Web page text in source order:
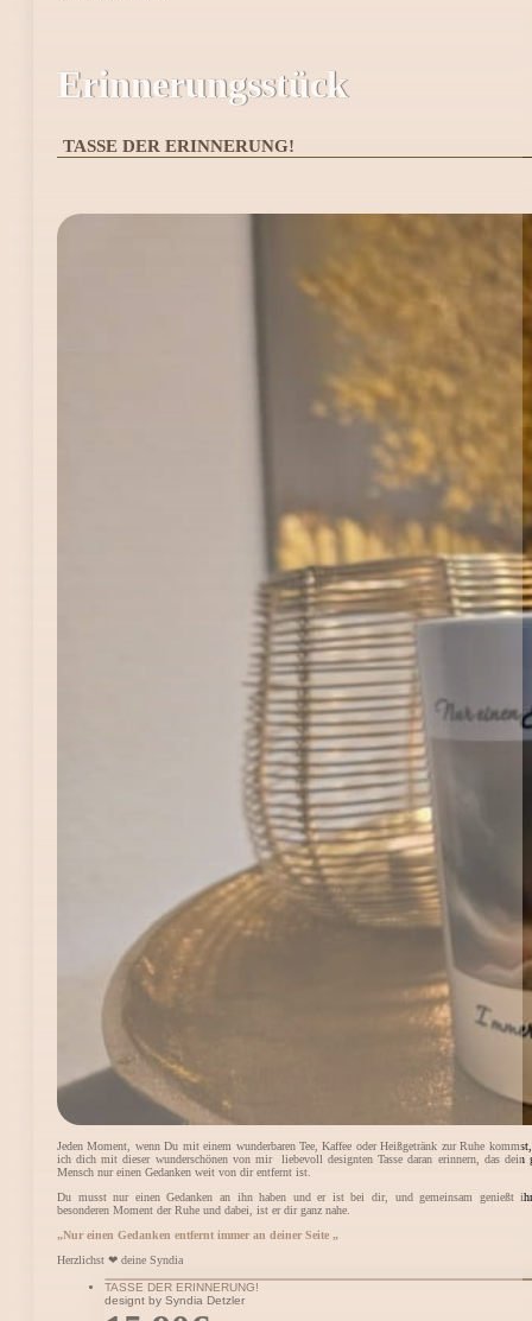
Erinnerungsstück
TASSE DER ERINNERUNG!
Jeden Moment, wenn Du mit einem wunderbaren Tee, Kaffee oder Heißgetränk zur Ruhe
ich dich mit dieser wunderschönen von mir liebevoll designten Tasse daran erinnern, das dein
Mensch nur einen Gedanken weit von dir entfernt ist.
Du musst nur einen Gedanken an ihn haben und er ist bei dir, und gemeinsam genießt
besonderen Moment der Ruhe und dabei, ist er dir ganz nahe.
„Nur einen Gedanken entfernt immer an deiner Seite „
Herzlichst ❤ deine Syndia
TASSE DER ERINNERUNG!
designt by Syndia Detzler